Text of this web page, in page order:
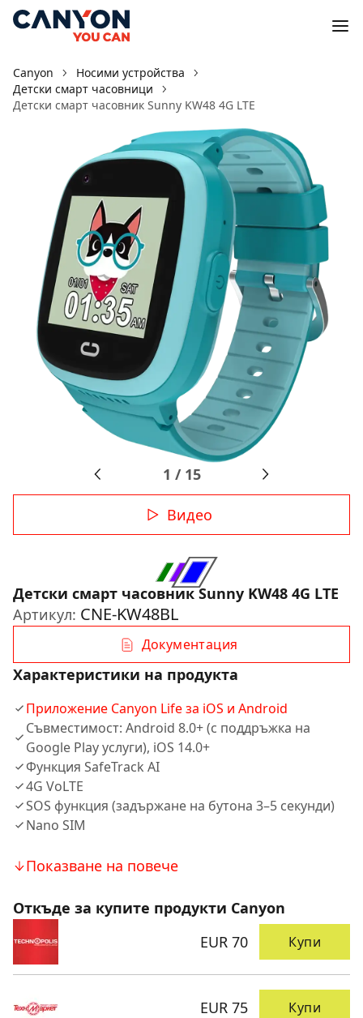
Canyon
Носими устройства
Детски смарт часовници
Детски смарт часовник Sunny KW48 4G LTE
1 / 15
Видео
Детски смарт часовник Sunny KW48 4G LTE
Артикул: CNE-KW48BL
Документация
Характеристики на продукта
Приложение Canyon Life за iOS и Android
Съвместимост: Android 8.0+ (с поддръжка на
Google Play услуги), iOS 14.0+
Функция SafeTrack AI
4G VoLTE
SOS функция (задържане на бутона 3–5 секунди)
Nano SIM
Показване на повече
Откъде за купите продукти Canyon
EUR 70
Купи
EUR 75 Купи